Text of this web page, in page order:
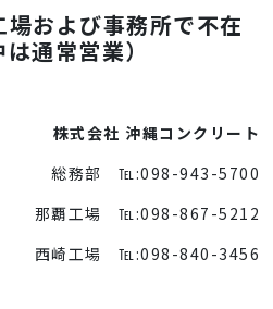
および事務所で不在
通常営業）
株式会社 沖縄コンクリート
総務部 ℡:098-943-5700
那覇工場 ℡:098-867-5212
西崎工場 ℡:098-840-3456